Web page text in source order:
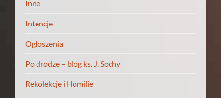
Inne
Intencje
Ogłoszenia
Po drodze – blog ks. J. Sochy
Rekolekcje i Homilie